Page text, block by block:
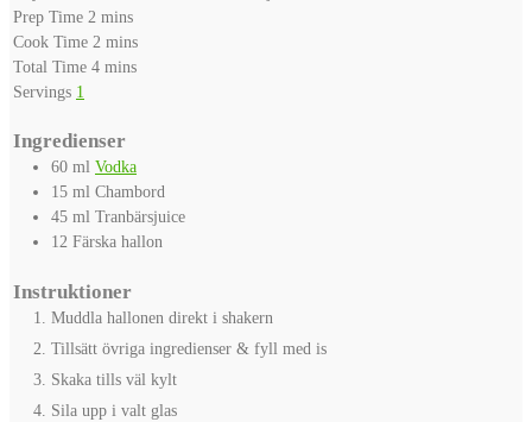
Prep Time 2 minutes
mins
Cook Time 2 minutes
mins
Total Time 4minutes
mins
Servings 1
Ingredienser
60 ml Vodka
15 ml Chambord
45 ml Tranbärsjuice
12 Färska hallon
Instruktioner
Muddla hallonen direkt i shakern
Tillsätt övriga ingredienser & fyll med is
Skaka tills väl kylt
Sila upp i valt glas